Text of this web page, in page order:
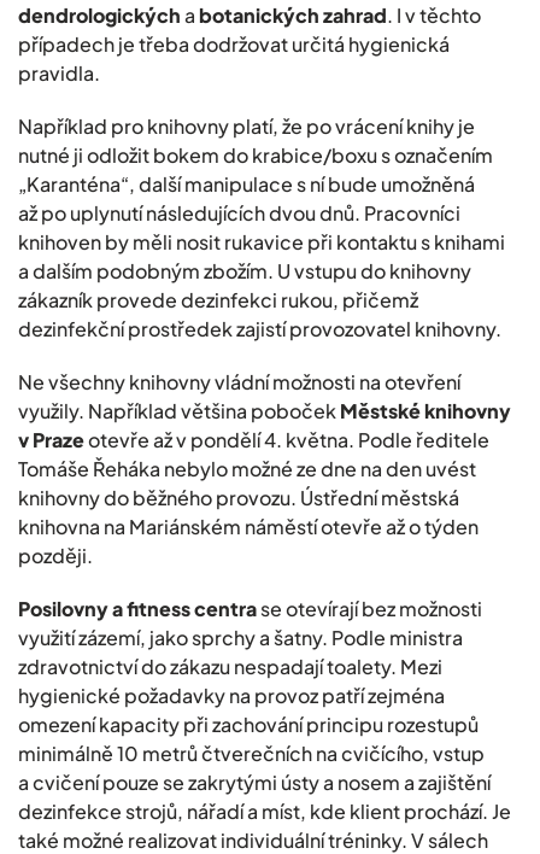
dendrologickýchabotanických zahrad. I v těchto
případech je třeba dodržovat určitá hygienická
pravidla.
Například pro knihovny platí, že po vrácení knihy je
nutné ji odložit bokem do krabice/boxu s označením
„Karanténa“, další manipulace s ní bude umožněná
až po uplynutí následujících dvou dnů. Pracovníci
knihoven by měli nosit rukavice při kontaktu s knihami
a dalším podobným zbožím. U vstupu do knihovny
zákazník provede dezinfekci rukou, přičemž
dezinfekční prostředek zajistí provozovatel knihovny.
Ne všechny knihovny vládní možnosti na otevření
využily. Například většina pobočekMěstské knihovny
v Prazeotevře až v pondělí 4. května. Podle ředitele
Tomáše Řeháka nebylo možné ze dne na den uvést
knihovny do běžného provozu. Ústřední městská
knihovna na Mariánském náměstí otevře až o týden
později.
Posilovny a fitness centrase otevírají bez možnosti
využití zázemí, jako sprchy a šatny. Podle ministra
zdravotnictví do zákazu nespadají toalety. Mezi
hygienické požadavky na provoz patří zejména
omezení kapacity při zachování principu rozestupů
minimálně 10 metrů čtverečních na cvičícího, vstup
a cvičení pouze se zakrytými ústy a nosem a zajištění
dezinfekce strojů, nářadí a míst, kde klient prochází. Je
také možné realizovat individuální tréninky. V sálech